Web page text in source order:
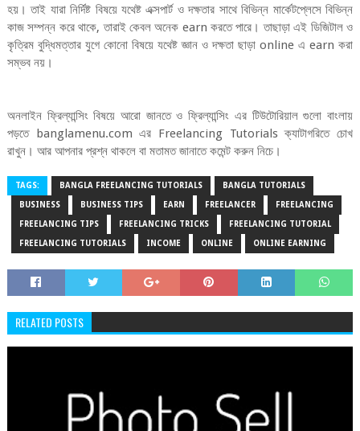
হয়। তাই যারা নির্দিষ্ট বিষয়ে যথেষ্ট এক্সপার্ট ও দক্ষতার সাথে বিভিন্ন মার্কেটপ্লেসে বিভিন্ন
কাজ সম্পন্ন করে থাকে, তারাই কেবল অনেক earn করতে পারে। তাছাড়া এই ডিজিটাল ও
কৃত্রিম বুদ্ধিমত্তার যুগে কোনো বিষয়ে যথেষ্ট জ্ঞান ও দক্ষতা ছাড়া online এ earn করা
সম্ভব নয়।
অনলাইন ফ্রিল্যান্সিং বিষয়ে আরো জানতে ও ফ্রিল্যান্সিং এর টিউটোরিয়াল গুলো বাংলায়
পড়তে banglamenu.com এর Freelancing Tutorials ক্যাটাগরিতে চোখ
রাখুন। আর আপনার প্রশ্ন থাকলে বা মতামত জানাতে কমেন্ট করুন নিচে।
TAGS: BANGLA FREELANCING TUTORIALS BANGLA TUTORIALS
BUSINESS BUSINESS TIPS EARN FREELANCER FREELANCING
FREELANCING TIPS FREELANCING TRICKS FREELANCING TUTORIAL
FREELANCING TUTORIALS INCOME ONLINE ONLINE EARNING
RELATED POSTS